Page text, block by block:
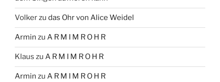
Volkerzu das Ohr von Alice Weidel
Armin zu A R M I M R O H R
Klaus zu A R M I M R O H R
Armin zu A R M I M R O H R